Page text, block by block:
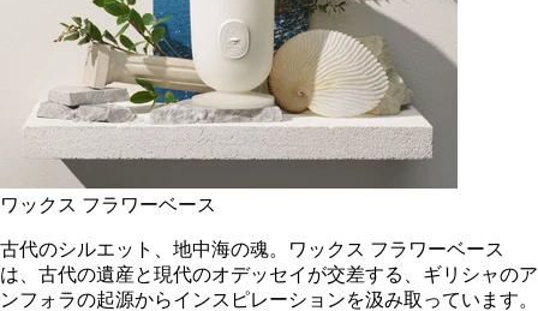
ワックス フラワーベース
古代のシルエット、地中海の魂。ワックス フラワーベース
は、古代の遺産と現代のオデッセイが交差する、ギリシャのア
ンフォラの起源からインスピレーションを汲み取っています。